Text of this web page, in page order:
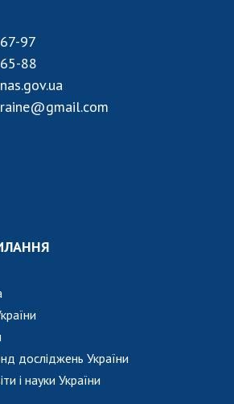
НАН УКРАЇНИ
УКРАЇНИ
97
88
досліджень України
і науки України